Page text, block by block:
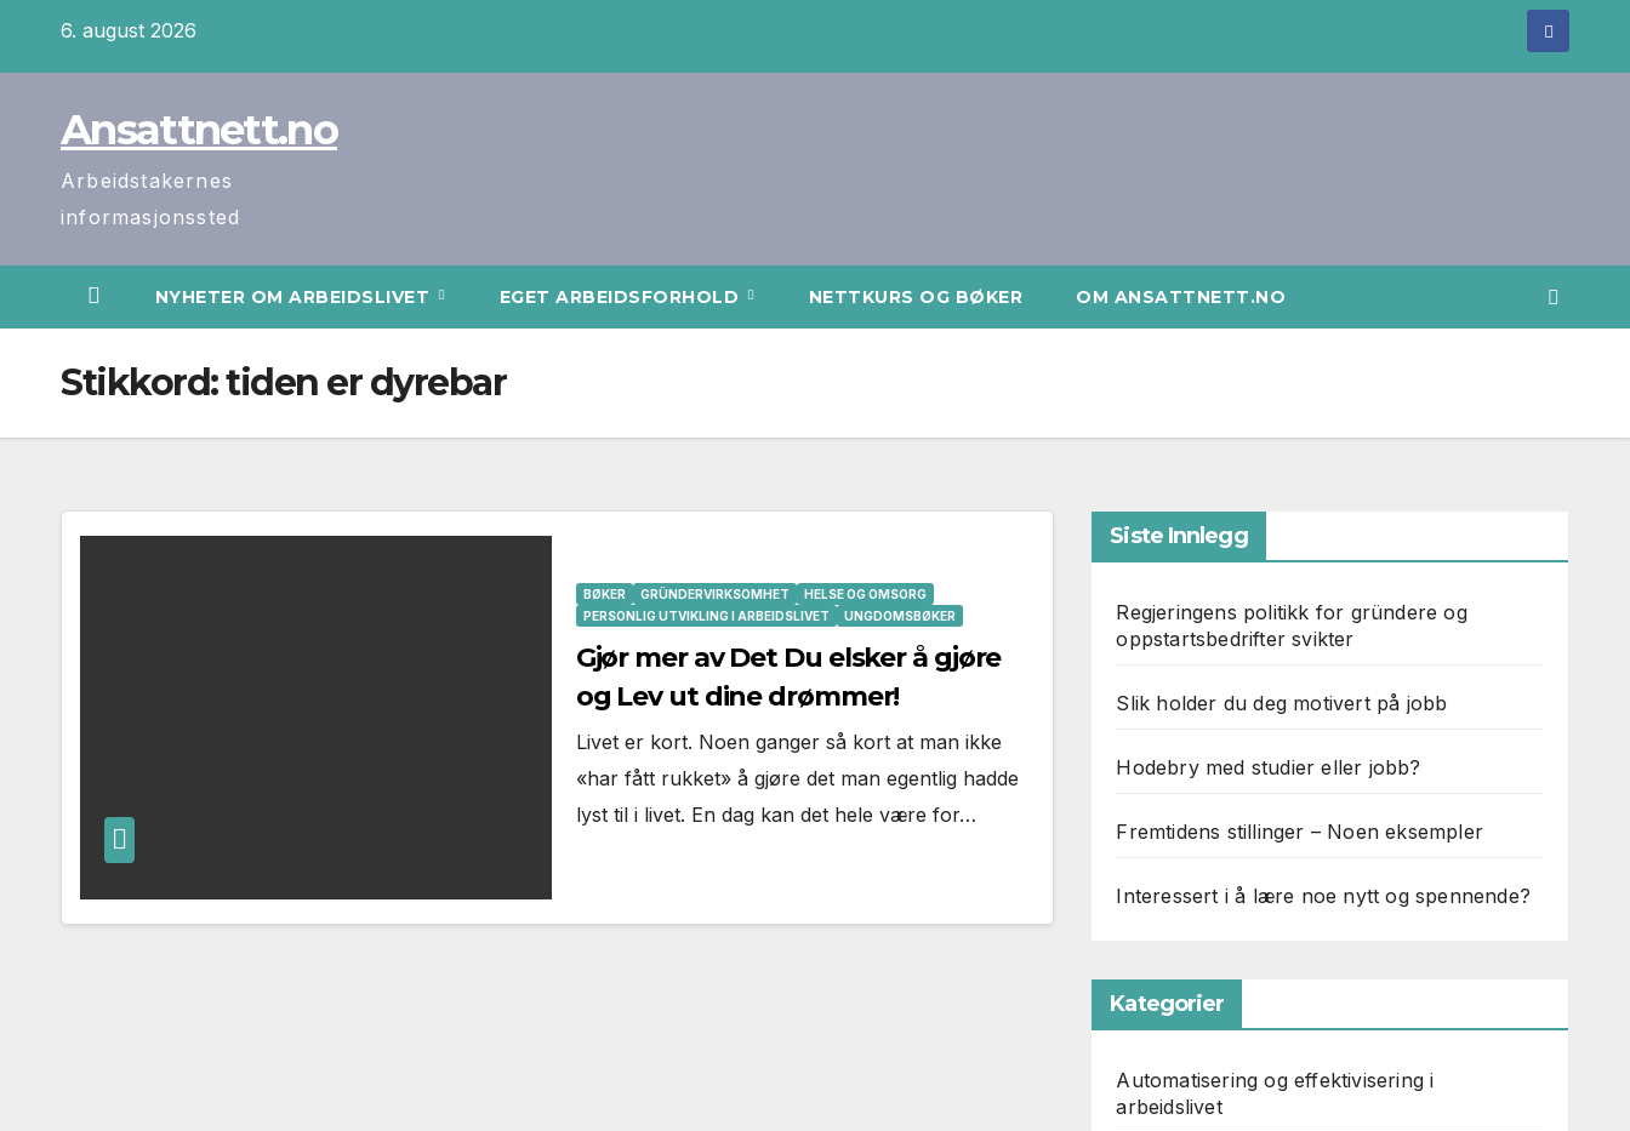
6. august 2026
Ansattnett.no
Arbeidstakernes
informasjonssted
NYHETER OM ARBEIDSLIVET EGET ARBEIDSFORHOLD NETTKURS OG BØKER OM ANSATTNETT.NO
Stikkord:tiden er dyrebar
BØKER GRÜNDERVIRKSOMHET
HELSE OG OMSORG
PERSONLIG UTVIKLING I ARBEIDSLIVET
UNGDOMSBØKER
Gjør mer av Det Du elsker å gjøre
og Lev ut dine drømmer!
Livet er kort. Noen ganger så kort at man ikke
«har fått rukket» å gjøre det man egentlig hadde
lyst til i livet. En dag kan det hele være for…
Siste Innlegg
Regjeringens politikk for gründere og
oppstartsbedrifter svikter
Slik holder du deg motivert på jobb
Hodebry med studier eller jobb?
Fremtidens stillinger – Noen eksempler
Interessert i å lære noe nytt og spennende?
Kategorier
Automatisering og effektivisering i
arbeidslivet